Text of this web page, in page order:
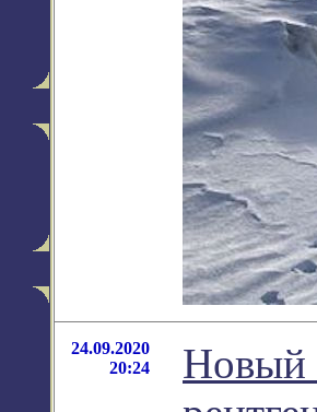
24.09.2020
20:24
Новый